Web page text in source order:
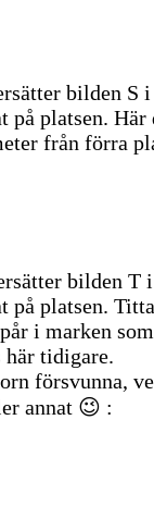
bilden S i
på platsen.
från förra
bilden T i
på platsen.
i marken
här tidigare.
försvunna,
annat 😉 :